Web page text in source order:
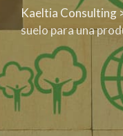
Kaeltia Consulting
suelo para una